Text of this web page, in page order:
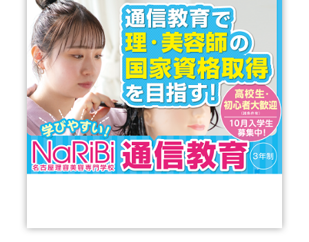
キャンパスライフ
入学案内
就職について
情報公開
学生・保護者向け
一般サロン向け
後援会向け